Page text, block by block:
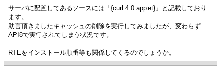
サーバに配置してあるソースには「{curl 4.0 applet}」と記載しており
ます。
助言頂きましたキャッシュの削除を実行してみましたが、変わらず
API8で実行されてしまう状況です。
RTEをインストール順番等も関係してくるのでしょうか。